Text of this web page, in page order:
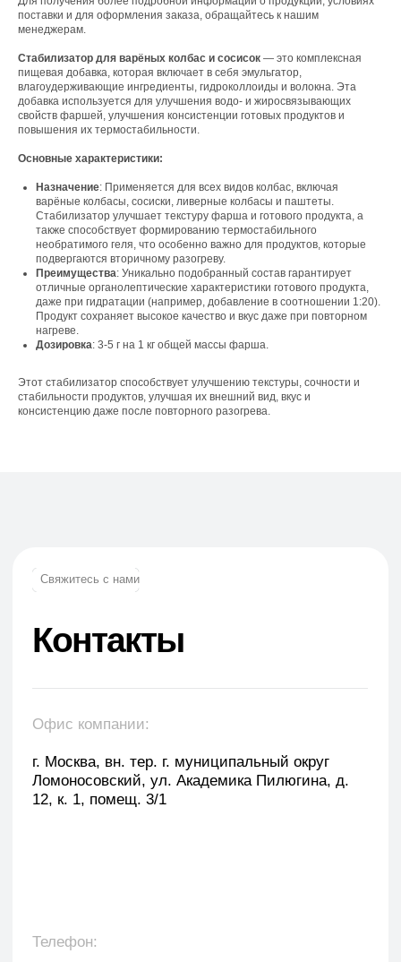
поставки и для оформления заказа, обращайтесь к нашим
менеджерам.
Стабилизатор для варёных колбас и сосисок — это комплексная
пищевая добавка, которая включает в себя эмульгатор,
влагоудерживающие ингредиенты, гидроколлоиды и волокна. Эта
добавка используется для улучшения водо- и жиросвязывающих
свойств фаршей, улучшения консистенции готовых продуктов и
повышения их термостабильности.
Основные характеристики:
Назначение: Применяется для всех видов колбас, включая
варёные колбасы, сосиски, ливерные колбасы и паштеты.
Стабилизатор улучшает текстуру фарша и готового продукта, а
также способствует формированию термостабильного
необратимого геля, что особенно важно для продуктов, которые
подвергаются вторичному разогреву.
Преимущества: Уникально подобранный состав гарантирует
отличные органолептические характеристики готового продукта,
даже при гидратации (например, добавление в соотношении 1:20).
Продукт сохраняет высокое качество и вкус даже при повторном
нагреве.
Дозировка: 3-5 г на 1 кг общей массы фарша.
Этот стабилизатор способствует улучшению текстуры, сочности и
стабильности продуктов, улучшая их внешний вид, вкус и
консистенцию даже после повторного разогрева.
Свяжитесь с нами
Контакты
E-mail:
12, к. 1, помещ. 3/1
Офис компании: